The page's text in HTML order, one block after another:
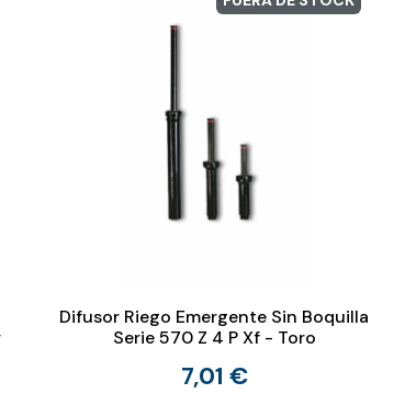
Difusor Riego Emergente Sin Boquilla
Serie 570 Z 4 P Xf - Toro
7,01 €